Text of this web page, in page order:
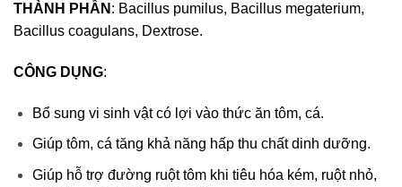
THÀNH PHẦN : Bacillus pumilus, Bacillus megaterium,
Bacillus coagulans, Dextrose.
CÔNG DỤNG:
Bổ sung vi sinh vật có lợi vào thức ăn tôm, cá.
Giúp tôm, cá tăng khả năng hấp thu chất dinh dưỡng.
Giúp hỗ trợ đường ruột tôm khi tiêu hóa kém, ruột nhỏ,